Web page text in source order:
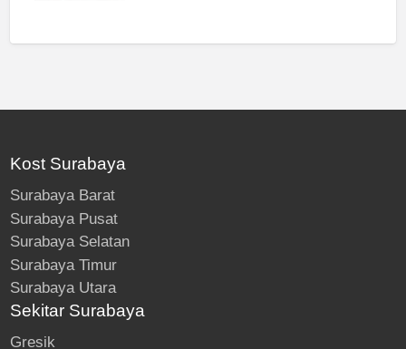
Kost Surabaya
Surabaya Barat
Surabaya Pusat
Surabaya Selatan
Surabaya Timur
Surabaya Utara
Sekitar Surabaya
Gresik